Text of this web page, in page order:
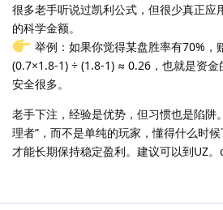
很多老手听说过凯利公式，但很少真正应
的科学金额。
举例：如果你觉得某盘胜率有70%，
(0.7×1.8-1) ÷ (1.8-1) ≈ 0.26，也就是资
安全很多。
老手下注，经验是优势，但习惯也是陷阱
理者”，而不是单纯的玩家，懂得什么时
才能长期保持稳定盈利。建议可以到UZ。